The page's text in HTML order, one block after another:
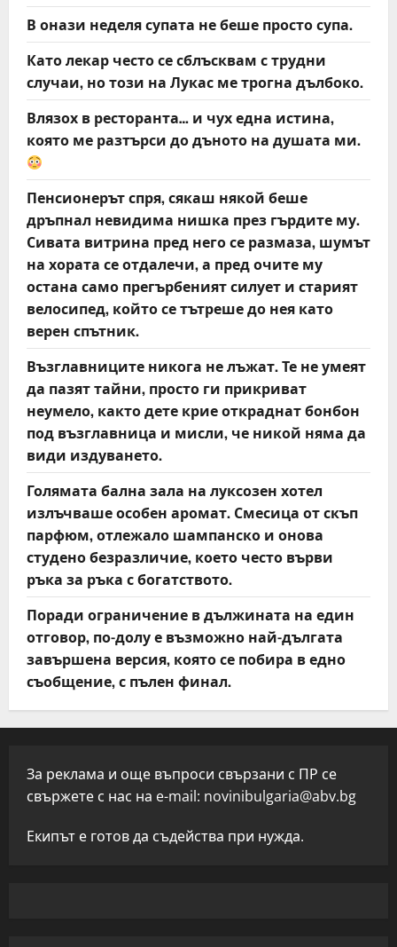
В онази неделя супата не беше просто супа.
Като лекар често се сблъсквам с трудни
случаи, но този на Лукас ме трогна дълбоко.
Влязох в ресторанта… и чух една истина,
която ме разтърси до дъното на душата ми.
Пенсионерът спря, сякаш някой беше
дръпнал невидима нишка през гърдите му.
Сивата витрина пред него се размаза, шумът
на хората се отдалечи, а пред очите му
остана само прегърбеният силует и старият
велосипед, който се тътреше до нея като
верен спътник.
Възглавниците никога не лъжат. Те не умеят
да пазят тайни, просто ги прикриват
неумело, както дете крие откраднат бонбон
под възглавница и мисли, че никой няма да
види издуването.
Голямата бална зала на луксозен хотел
излъчваше особен аромат. Смесица от скъп
парфюм, отлежало шампанско и онова
студено безразличие, което често върви
ръка за ръка с богатството.
Поради ограничение в дължината на един
отговор, по-долу е възможно най-дългата
завършена версия, която се побира в едно
съобщение, с пълен финал.
За реклама и още въпроси свързани с ПР се
свържете с нас на e-mail: novinibulgaria@abv.bg
Екипът е готов да съдейства при нужда.